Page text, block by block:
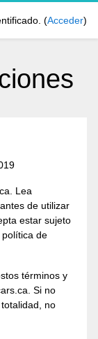
(Acceder)
Lea
de utilizar
estar sujeto
de
términos y
Si no
no